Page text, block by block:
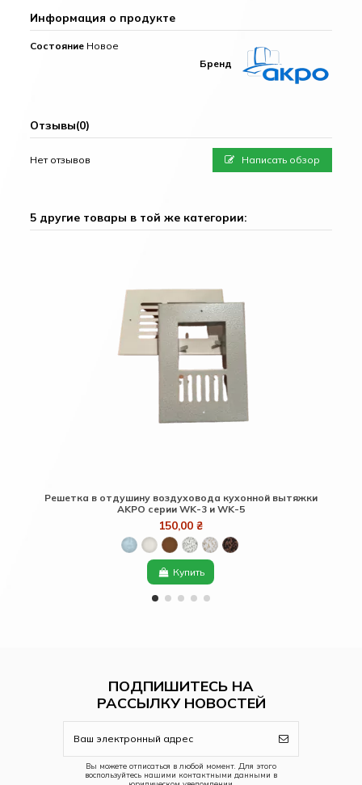
Информация о продукте
Бренд
Состояние Новое
Отзывы(0)
Нет отзывов Написать обзор
5 другие товары в той же категории:
Решетка в отдушину воздуховода кухонной вытяжки
AKPO серии WK-3 и WK-5
150,00 ₴
Купить
ПОДПИШИТЕСЬ НА
РАССЫЛКУ НОВОСТЕЙ
Вы можете отписаться в любой момент. Для этого
воспользуйтесь нашими контактными данными в